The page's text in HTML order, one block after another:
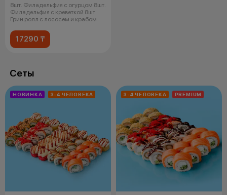
8шт. Филадельфия с огурцом 8шт.
Филадельфия с креветкой 8шт.
Грин ролл с лососем и крабом
17290 ₸
Сеты
НОВИНКА 3-4 ЧЕЛОВЕКА 3-4 ЧЕЛОВЕКА PREMIUM